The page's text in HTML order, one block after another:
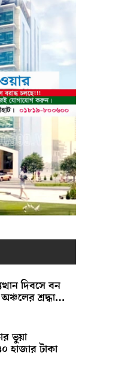
দিবসে বন
অঞ্চলের শ্রদ্ধা…
ভুয়া
হাজার টাকা